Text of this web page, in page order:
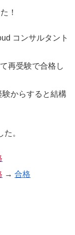
！
コンサルタント
再受験で合格し
からすると結構
。
→合格